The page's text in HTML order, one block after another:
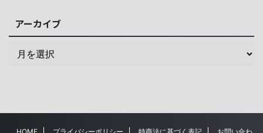
アーカイブ